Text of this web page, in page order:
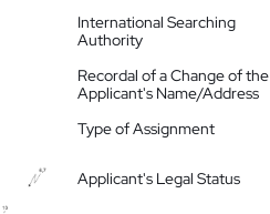
International Searching
Authority
Recordal of a Change of the
Applicant's Name/Address
Type of Assignment
Applicant's Legal Status